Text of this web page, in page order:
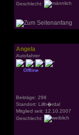
Geschlecht:
Angela
Autofahrer
Offline
Beiträge: 298
Standort: Lillh�rdal
Mitglied seit: 12.10.2007
Geschlecht: